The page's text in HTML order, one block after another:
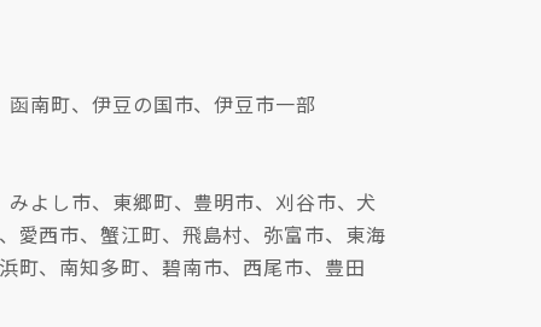
南町、伊豆の国市、伊豆市一部
よし市、東郷町、豊明市、刈谷市、犬
愛西市、蟹江町、飛島村、弥富市、東海
町、南知多町、碧南市、西尾市、豊田